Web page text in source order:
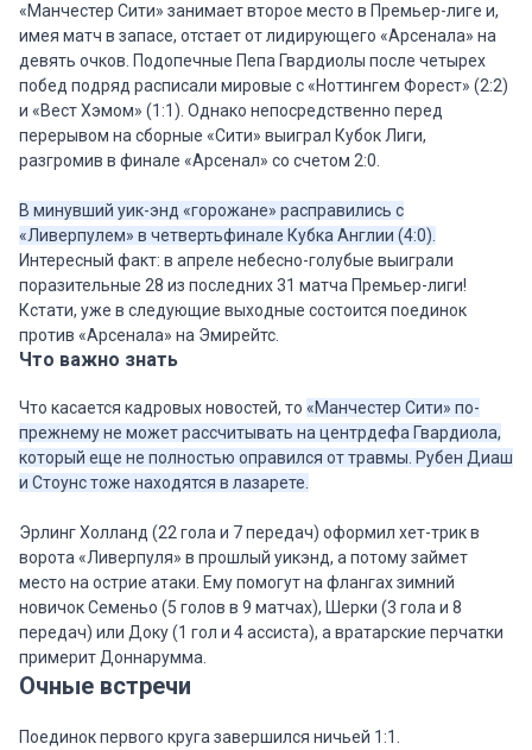
«Манчестер Сити» занимает второе место в Премьер-лиге и,
имея матч в запасе, отстает от лидирующего «Арсенала» на
девять очков. Подопечные Пепа Гвардиолы после четырех
побед подряд расписали мировые с «Ноттингем Форест» (2:2)
и «Вест Хэмом» (1:1). Однако непосредственно перед
перерывом на сборные «Сити» выиграл Кубок Лиги,
разгромив в финале «Арсенал» со счетом 2:0.
В минувший уик-энд «горожане» расправились с
«Ливерпулем» в четвертьфинале Кубка Англии (4:0).
Интересный факт: в апреле небесно-голубые выиграли
поразительные 28 из последних 31 матча Премьер-лиги!
Кстати, уже в следующие выходные состоится поединок
против «Арсенала» на Эмирейтс.
Что важно знать
Что касается кадровых новостей, то «Манчестер Сити» по-
прежнему не может рассчитывать на центрдефа Гвардиола,
который еще не полностью оправился от травмы. Рубен Диаш
и Стоунс тоже находятся в лазарете.
Эрлинг Холланд (22 гола и 7 передач) оформил хет-трик в
ворота «Ливерпуля» в прошлый уикэнд, а потому займет
место на острие атаки. Ему помогут на флангах зимний
новичок Семеньо (5 голов в 9 матчах), Шерки (3 гола и 8
передач) или Доку (1 гол и 4 ассиста), а вратарские перчатки
примерит Доннарумма.
Очные встречи
Поединок первого круга завершился ничьей 1:1.